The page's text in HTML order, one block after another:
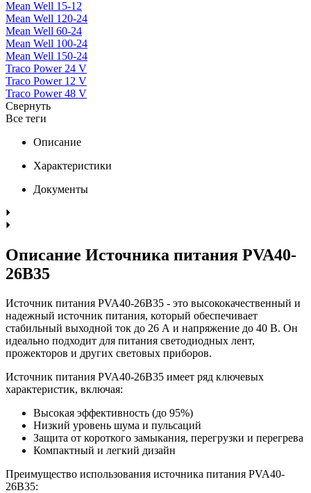
Mean Well 15-12
Mean Well 120-24
Mean Well 60-24
Mean Well 100-24
Mean Well 150-24
Traco Power 24 V
Traco Power 12 V
Traco Power 48 V
Свернуть
Все теги
Описание
Характеристики
Документы
Описание Источника питания PVA40-
26B35
Источник питания PVA40-26B35 - это высококачественный и
надежный источник питания, который обеспечивает
стабильный выходной ток до 26 А и напряжение до 40 В. Он
идеально подходит для питания светодиодных лент,
прожекторов и других световых приборов.
Источник питания PVA40-26B35 имеет ряд ключевых
характеристик, включая:
Высокая эффективность (до 95%)
Низкий уровень шума и пульсаций
Защита от короткого замыкания, перегрузки и перегрева
Компактный и легкий дизайн
Преимущество использования источника питания PVA40-
26B35: